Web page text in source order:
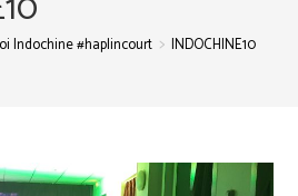
Indochine #haplincourt > INDOCHINE10